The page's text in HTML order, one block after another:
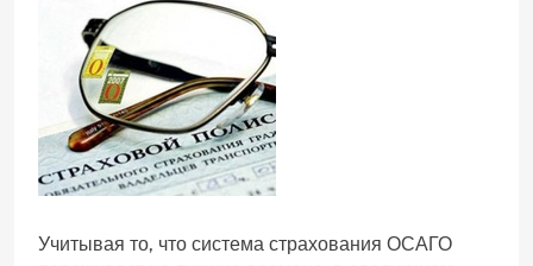
Учитывая то, что система страхования ОСАГО